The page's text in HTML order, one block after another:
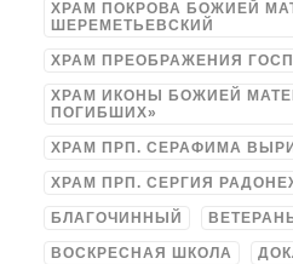
ХРАМ ПОКРОВА БОЖИЕЙ
ШЕРЕМЕТЬЕВСКИЙ
ХРАМ ПРЕОБРАЖЕНИЯ
ХРАМ ИКОНЫ БОЖИЕЙ
ПОГИБШИХ»
ХРАМ ПРП. СЕРАФИМА
ХРАМ ПРП. СЕРГИЯ
БЛАГОЧИННЫЙ
ВОСКРЕСНАЯ ШКОЛА